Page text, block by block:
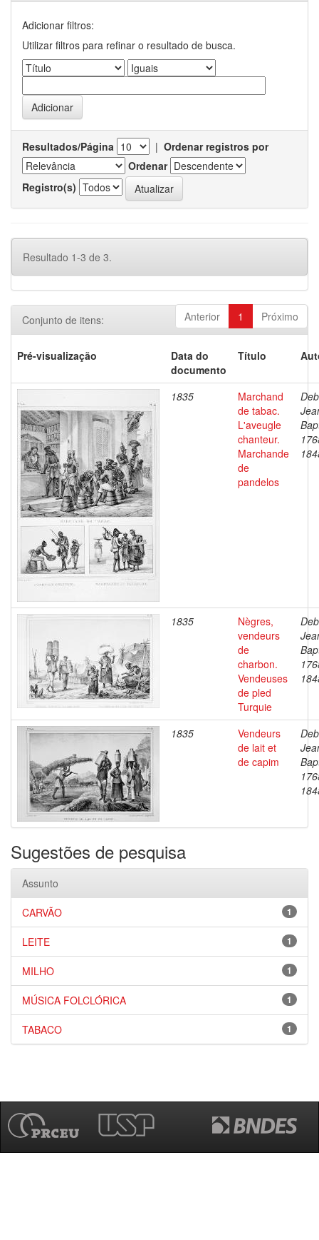
Adicionar filtros:
Utilizar filtros para refinar o resultado de busca.
Resultados/Página | Ordenar registros por
Ordenar
Registro(s)
Resultado 1-3 de 3.
Anterior 1 Próximo
Conjunto de itens:
Pré-visualização
Data do
documento
Título
1835
Marchand
de tabac.
L'aveugle
chanteur.
Marchande
de
pandelos
1835
Nègres,
vendeurs
de
charbon.
Vendeuses
de pled
Turquie
1835
Vendeurs
de lait et
de capim
Sugestões de pesquisa
Assunto
1
CARVÃO
1
LEITE
1
MILHO
1
MÚSICA FOLCLÓRICA
1
TABACO